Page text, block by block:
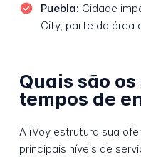
Puebla: Cidade
City, parte da área
Quais são
tempos de
A iVoy estrutura sua
principais níveis de